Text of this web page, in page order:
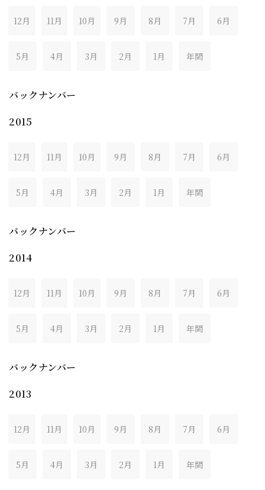
12月 11月 10月 9月 8月 7月 6月
5月 4月 3月 2月 1月 年間
バックナンバー
2015
12月 11月 10月 9月 8月 7月 6月
5月 4月 3月 2月 1月 年間
バックナンバー
2014
12月 11月 10月 9月 8月 7月 6月
5月 4月 3月 2月 1月 年間
バックナンバー
2013
12月 11月 10月 9月 8月 7月 6月
5月 4月 3月 2月 1月 年間